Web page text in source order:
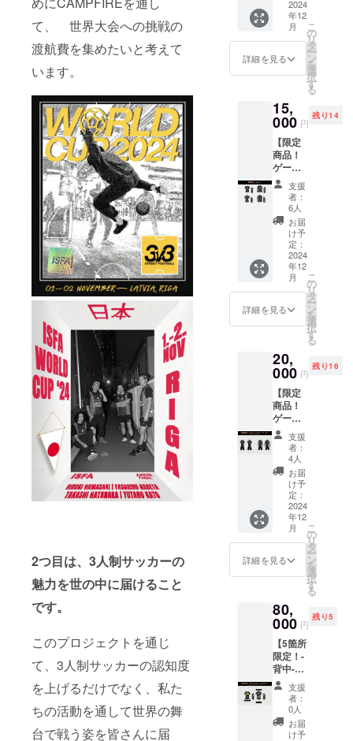
て、 世界大会への挑戦の
渡航費を集めたいと考えて
います。
2つ目は、3人制サッカーの
魅力を世の中に届けること
です。
このプロジェクトを通じ
て、3人制サッカーの認知度
を上げるだけでなく、私た
ちの活動を通して世界の舞
台で戦う姿を皆さんに届
なって
おりま
す（動
画の
URLの
付させ
ていた
だきま
す） ※
ドリブ
ルを上
達した
い方に
オスス
メ ※上
乗せ支
援大歓
迎です
※応援コ
メント
になり
ます
サッ
カーを
プレイ
する人
にオス
・カト
テクの
ナルド
リブル
メ
ニュー
１０選
└メ
ニュー1
つあた
り１分
半〜２
分半と
なって
おりま
す（動
メール
にて送
付させ
ていた
だきま
す） ※
ドリブ
ルを上
達した
い方に
オスス
メ ※上
乗せ支
援大歓
迎です
メント
も励み
ター」
として
活動し
ている
カトテ
クが、
を実施
しま
す！ 現
在サッ
カーを
プレイ
する上
で課題
に感じ
ている
ことな
ど、な
んでも
相談が
可能で
す。 解
決に向
懸命頑
張りま
内容＞
・カト
テクと
「オン
ライン
個別相
談会」
６０分×
１回 └
希望が
あれ
ば、相
談後の
練習や
ドバッ
クを３
０分
（１
回）の
実施
└zoom
もしく
な、
meetを
活用し
2024
年12
月
詳細を見る
こ
の
リ
タ
ー
ン
を
選
択
す
る
15,
000 円
残り14
【限定
商品！
ゲーム
シャ
ツ】 ク
ラウド
ファン
ディン
グ限定
のゲー
ムシャ
ツを送
りま
す。 通
気性も
きやす
いので
普段運
動する
人にオ
ススメ
です。
ぜひこ
れを着
てサッ
カーし
てみて
くださ
い！ ＜
内容＞
・ゲー
ムシャ
※下のパ
きは、
別なリ
商品に
なりま
す ※サ
イズは
サイズ
表を見
ながら
お選び
支援
者：
6人
お届
け予
定：
2024
年12
月
詳細を見る
こ
の
リ
タ
ー
ン
を
選
択
す
る
20,
000 円
残り16
【限定
商品！
ゲーム
ウェア
（上下
セット
アッ
プ）】
クラウ
ドファ
ンディ
ング限
定の
ゲーム
ウェア
通気性
も良く
非常に
動きや
すいの
で普段
運動す
る人に
オスス
メで
す。 ぜ
支援
者：
4人
お届
け予
定：
2024
年12
月
詳細を見る
こ
の
リ
タ
ー
ン
を
選
択
す
る
80,
000 円
残り5
【5箇所
限定！-
背中-ユ
ニ
フォー
ムスポ
ン
サー】
支援
者：
0人
お届
け予